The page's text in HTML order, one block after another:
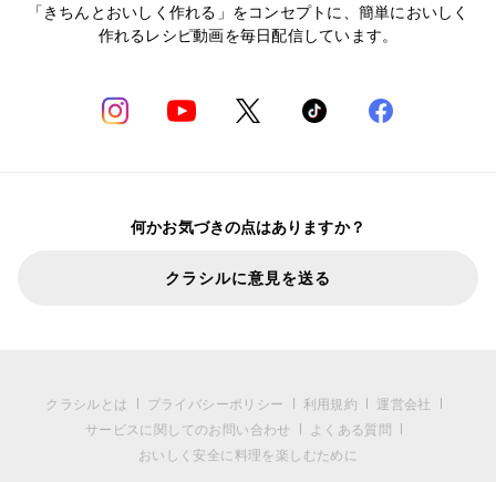
「きちんとおいしく作れる」をコンセプトに、簡単においしく
作れるレシピ動画を毎日配信しています。
何かお気づきの点はありますか？
クラシルに意見を送る
クラシルとは プライバシーポリシー 利用規約
運営会社
サービスに関してのお問い合わせ
よくある質問
おいしく安全に料理を楽しむために